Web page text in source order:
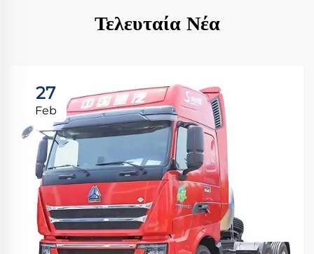
Τελευταία Νέα
27
Feb